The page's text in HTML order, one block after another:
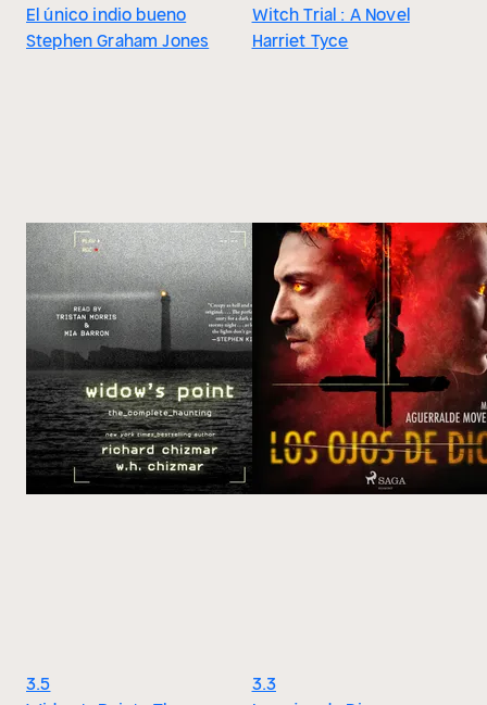
El único indio bueno
Stephen Graham Jones
Witch Trial : A Novel
Harriet Tyce
3.5
3.3